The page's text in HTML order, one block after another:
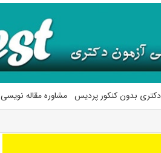
دکتری بدون کنکور پردیس مشاوره مقاله نویسی